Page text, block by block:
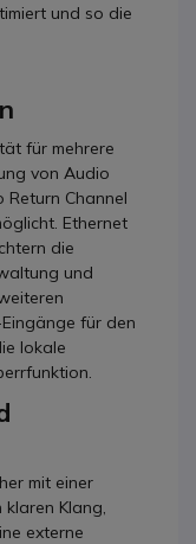
und so die
für mehrere
von Audio
Return Channel
Ethernet
die
und
für den
lokale
mit einer
Klang,
externe